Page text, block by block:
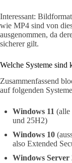
Interessant:
wie MP4 sind von
ausgenommen, da
sicherer gilt.
Welche Systeme sind
Zusammenfassend
auf folgenden
Windows 11 (alle
und 25H2)
Windows 10
also Extended
Windows Server